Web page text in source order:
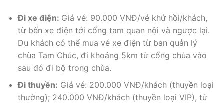
Đi xe điện: Giá vé: 90.000 VNĐ/vé khứ hồi/khách,
từ bến xe điện tới cổng tam quan nội và ngược lại.
Du khách có thể mua vé xe điện từ ban quản lý
chùa Tam Chúc, đi khoảng 5km từ cổng chùa vào
sau đó đi bộ trong chùa.
Đi thuyền: Giá vé: 200.000 VNĐ/khách (thuyền loại
thường); 240.000 VNĐ/khách (thuyền loại VIP), từ